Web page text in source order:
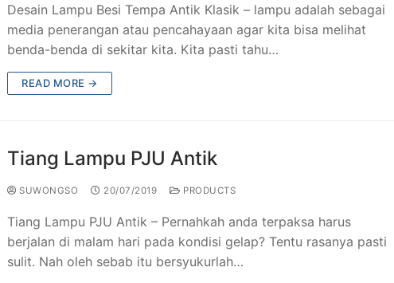
Klasik
Antik
Jakarta
Desain Lampu Besi Tempa Antik Klasik – lampu adalah sebagai
media penerangan atau pencahayaan agar kita bisa melihat
benda-benda di sekitar kita. Kita pasti tahu…
READ MORE →
Tiang Lampu PJU Antik
SUWONGSO 20/07/2019 PRODUCTS
Tiang Lampu PJU Antik – Pernahkah anda terpaksa harus
berjalan di malam hari pada kondisi gelap? Tentu rasanya pasti
sulit. Nah oleh sebab itu bersyukurlah…